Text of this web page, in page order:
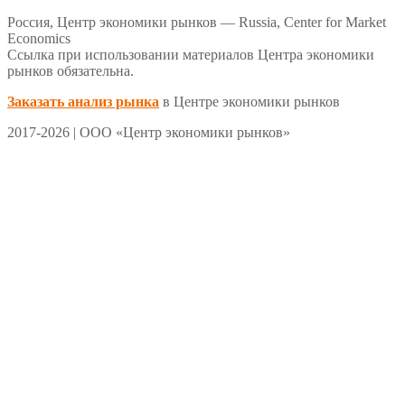
Россия, Центр экономики рынков — Russia, Center for Market
Economics
Ссылка при использовании материалов Центра экономики
рынков обязательна.
Заказать анализ рынка в Центре экономики рынков
2017-2026 | ООО «Центр экономики рынков»